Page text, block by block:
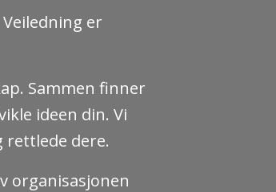
er
Sammen finner
ideen din. Vi
rettlede dere.
organisasjonen